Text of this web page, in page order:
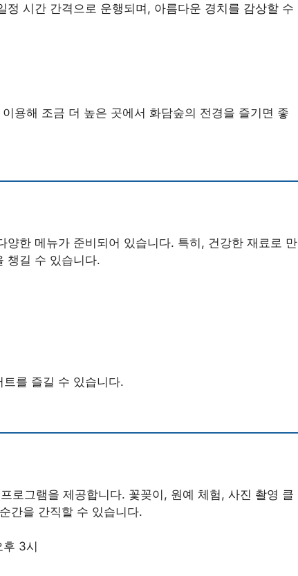
정 시간 간격으로 운행되며, 아름다운 경치를 감상할 수
용해 조금 더 높은 곳에서 화담숲의 전경을 즐기면 좋
양한 메뉴가 준비되어 있습니다. 특히, 건강한 재료로 만
챙길 수 있습니다.
를 즐길 수 있습니다.
로그램을 제공합니다. 꽃꽂이, 원예 체험, 사진 촬영 클
간을 간직할 수 있습니다.
후 3시